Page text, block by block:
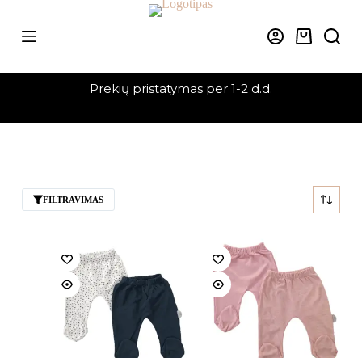
content
Krepšelis
Prekių pristatymas per 1-2 d.d.
FILTRAVIMAS